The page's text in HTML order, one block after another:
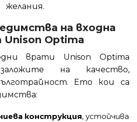
желания.
на входна
Unison Optima
врати Unison Optima
на качество,
Ето кои са
конструкция, устойчива